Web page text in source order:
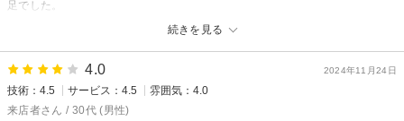
またのご来店お待ちしております。
続きを見る
足でした。
今後ともよろしくお願いします。
た。
スペシャルズからの返信
2024年11月24日
4.0
技術：4.5 サービス：4.5
雰囲気：4.0
来店者さん / 30代 (男性)